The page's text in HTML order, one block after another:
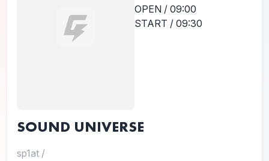
OPEN / 09:00
START / 09:30
SOUND UNIVERSE
sp1at /